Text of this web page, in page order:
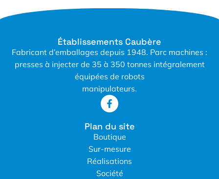
Établissements Caubère
Fabricant d’emballages depuis 1948. Parc machines :
presses à injecter de 35 à 350 tonnes intégralement
équipées de robots
manipulateurs.
Plan du site
Boutique
Sur-mesure
Réalisations
Société